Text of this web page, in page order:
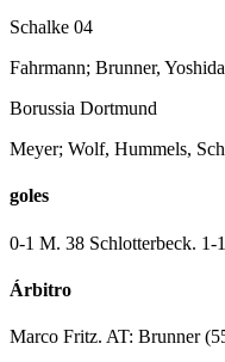
Schalke 04
Fahrmann; Brunner,
Borussia Dortmund
Meyer; Wolf, Hummels,
goles
0-1 M. 38 Schlotterbeck.
Árbitro
Marco Fritz. AT: Brunner